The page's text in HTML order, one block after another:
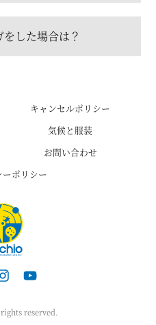
した場合は？
キャンセルポリシー
気候と服装
お問い合わせ
ポリシー
reserved.